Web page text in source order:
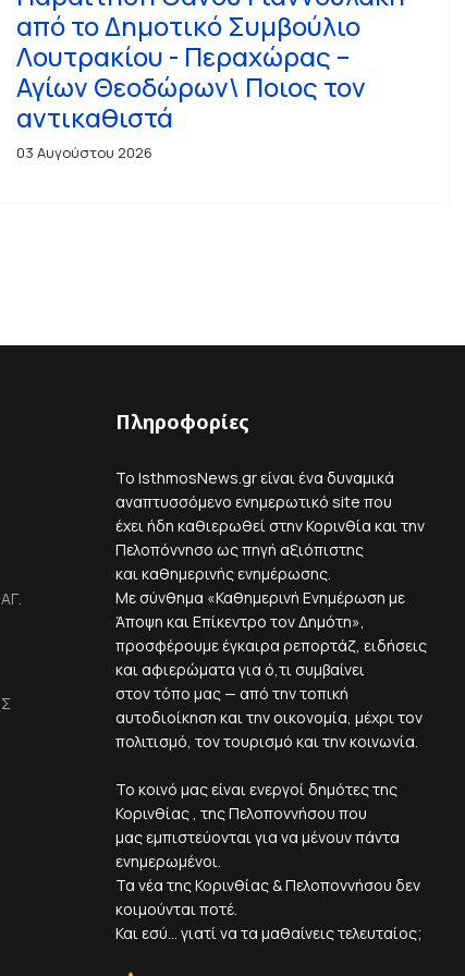
από το Δημοτικό Συμβούλιο
Λουτρακίου - Περαχώρας –
Αγίων Θεοδώρων\ Ποιος τον
αντικαθιστά
03 Αυγούστου 2026
Πληροφορίες
Το IsthmosNews.gr είναι ένα δυναμικά
αναπτυσσόμενο ενημερωτικό site που
έχει ήδη καθιερωθεί στην Κορινθία και την
Πελοπόννησο ως πηγή αξιόπιστης
και καθημερινής ενημέρωσης.
Με σύνθημα «Καθημερινή Ενημέρωση με
Άποψη και Επίκεντρο τον Δημότη»,
προσφέρουμε έγκαιρα ρεπορτάζ, ειδήσεις
και αφιερώματα για ό,τι συμβαίνει
στον τόπο μας — από την τοπική
αυτοδιοίκηση και την οικονομία, μέχρι τον
πολιτισμό, τον τουρισμό και την κοινωνία.
Το κοινό μας είναι ενεργοί δημότες της
Κορινθίας , της Πελοποννήσου που
μας εμπιστεύονται για να μένουν πάντα
ενημερωμένοι.
Τα νέα της Κορινθίας & Πελοποννήσου δεν
κοιμούνται ποτέ.
Και εσύ... γιατί να τα μαθαίνεις τελευταίος;